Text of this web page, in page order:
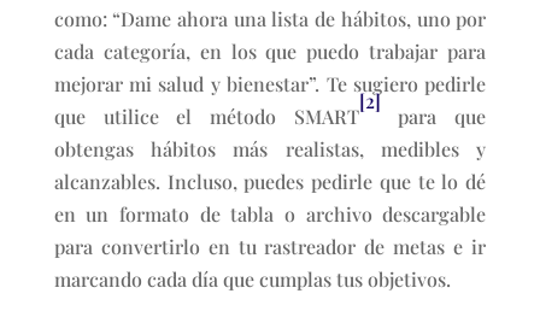
como: “Dame ahora una lista de hábitos, uno por
cada categoría, en los que puedo trabajar para
mejorar mi salud y bienestar”. Te sugiero pedirle
que utilice el método SMART
[2]
para que
obtengas hábitos más realistas, medibles y
alcanzables. Incluso, puedes pedirle que te lo dé
en un formato de tabla o archivo descargable
para convertirlo en tu rastreador de metas e ir
marcando cada día que cumplas tus objetivos.